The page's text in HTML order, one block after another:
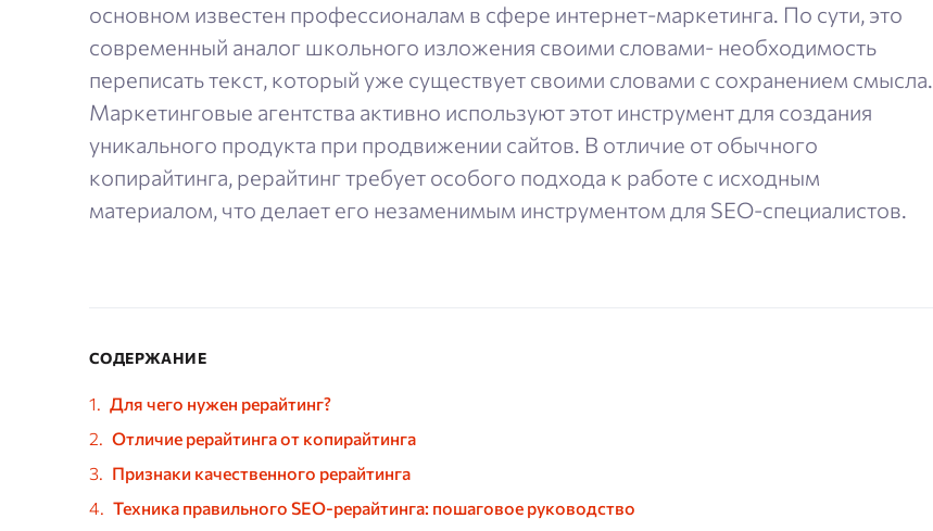
основном известен профессионалам в сфере интернет-маркетинга. По сути, это
современный аналог школьного изложения своими словами- необходимость
переписать текст, который уже существует своими словами с сохранением смысла.
Маркетинговые агентства активно используют этот инструмент для создания
уникального продукта при продвижении сайтов. В отличие от обычного
копирайтинга, рерайтинг требует особого подхода к работе с исходным
материалом, что делает его незаменимым инструментом для SEO-специалистов.
СОДЕРЖАНИЕ
Для чего нужен рерайтинг?
Отличие рерайтинга от копирайтинга
Признаки качественного рерайтинга
Техника правильного SEO-рерайтинга: пошаговое руководство